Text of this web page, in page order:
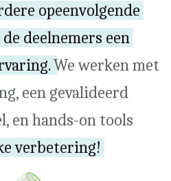
opeenvolgende
deelnemers een
We werken met
een gevalideerd
en hands-on tools
verbetering!